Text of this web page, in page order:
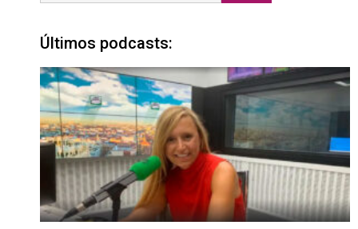
Últimos podcasts: